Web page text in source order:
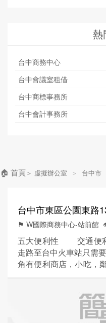
熱
台中商務中心
台中會議室租借
台中商標事務所
台中會計事務所
🏠 首頁＞ 虛擬辦公室 ＞ 台中市
台中市東區公園東路
⚑ W國際商務中心-站前館
五大便利性 交通便利
走路至台中火車站只
角有便利商店，小吃
- 24HR感應卡門禁系統
級。 下班娛樂 - 騎